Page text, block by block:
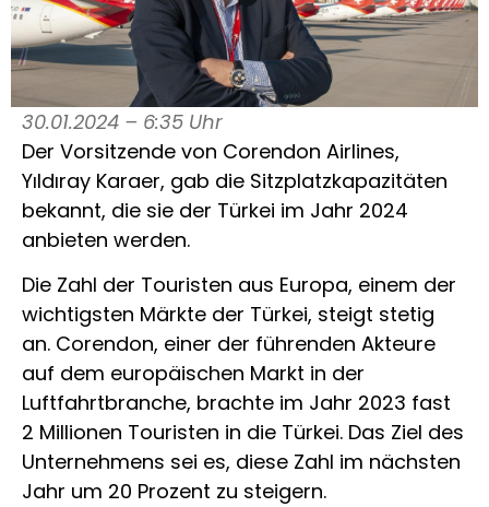
30.01.2024 – 6:35 Uhr
Der Vorsitzende von Corendon Airlines,
Yıldıray Karaer, gab die Sitzplatzkapazitäten
bekannt, die sie der Türkei im Jahr 2024
anbieten werden.
Die Zahl der Touristen aus Europa, einem der
wichtigsten Märkte der Türkei, steigt stetig
an. Corendon, einer der führenden Akteure
auf dem europäischen Markt in der
Luftfahrtbranche, brachte im Jahr 2023 fast
2 Millionen Touristen in die Türkei. Das Ziel des
Unternehmens sei es, diese Zahl im nächsten
Jahr um 20 Prozent zu steigern.